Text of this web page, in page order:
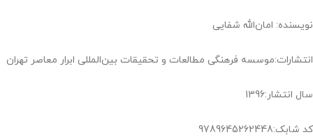
نویسنده: امان‌الله شفایی
انتشارات:موسسه فرهنگی مطالعات و تحقیقات بین‌المللی ابرار معاصر تهران
سال انتشار:1396
کد شابک:9789645262448